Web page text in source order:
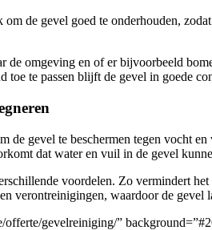
de gevel goed te onderhouden,
de omgeving en of er bijvoorbeeld
toe te passen blijft de gevel in goede
de gevel te beschermen tegen vocht
dat water en vuil in de gevel
voordelen. Zo vermindert
verontreinigingen, waardoor de
offerte/gevelreiniging/”